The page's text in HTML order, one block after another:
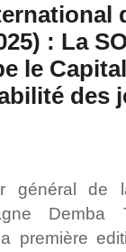
: La
le
des
général de
Demba
première